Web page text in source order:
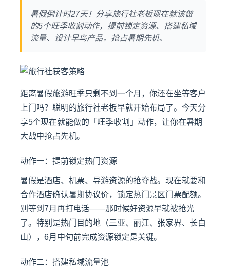
暑假倒计时27天！分享旅行社老板现在就该做
的5个旺季收割动作，提前锁定资源、搭建私域
流量、设计早鸟产品，抢占暑期先机。
距离暑假旅游旺季只剩不到一个月，你还在坐等客户
上门吗？聪明的旅行社老板早就开始布局了。今天分
享5个现在就能做的「旺季收割」动作，让你在暑期
大战中抢占先机。
动作一：提前锁定热门资源
暑假是酒店、机票、导游资源的抢夺战。现在就要和
合作酒店确认暑期协议价，锁定热门景区门票配额。
别等到7月再打电话——那时候好资源早就被抢光
了。特别是热门目的地（三亚、丽江、张家界、长白
山），6月中旬前完成资源锁定是关键。
动作二：搭建私域流量池